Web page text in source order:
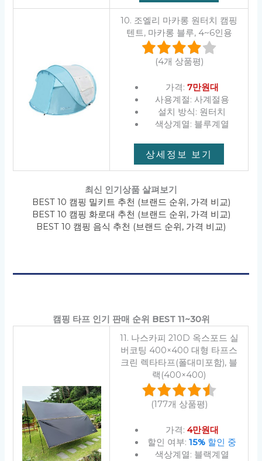
10. 조엘리 마카롱 원터치 캠핑
텐트, 마카롱 블루, 4~6인용
(4개 상품평)
가격: 7만원대
사용계절: 사계절용
설치 방식: 원터치
색상계열: 블루계열
상세정보 보기
최신 인기상품 살펴보기
BEST 10 캠핑 밀키트 추천 (브랜드 순위, 가격 비교)
BEST 10 캠핑 화로대 추천 (브랜드 순위, 가격 비교)
BEST 10 캠핑 음식 추천 (브랜드 순위, 가격 비교)
캠핑 타프 인기 판매 순위 BEST 11~30위
11. 나스카피 210D 옥스포드 실
버코팅 400×400 대형 타프스
크린 렉타타프(폴대미포함), 블
랙(400×400)
(177개 상품평)
가격: 4만원대
할인 여부:15% 할인 중
색상계열: 블랙계열